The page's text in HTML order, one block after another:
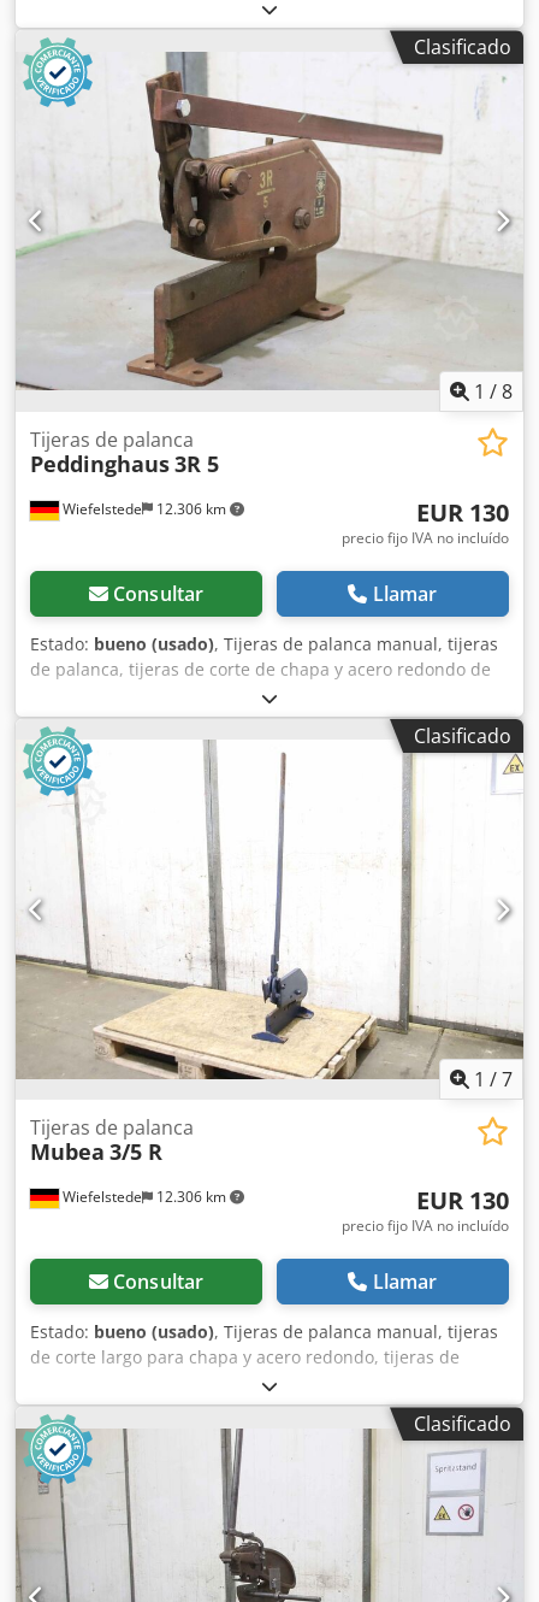
palanca -Fabricante: Mubea, cizalla de chapa y acero
redondo -Longitud del inserto de corte: 200 mm Dksdeif
Azuepfx Akaor -Chapa de acero: hasta 7 mm -Barra
plana/chapa: hasta 100 x 9 mm -Acero redondo: hasta 20
mm -Perfil rectangular: hasta 18 x 18 mm -Brazo de
palanca: con transmisión de cremallera -Dimensiones
totales: 540/180/A1570 mm -Dimensiones para el
transporte: 1250/180/A490 mm -Peso: 44 kg
Clasificado
1 /8
Wiefelstede 12.306 km
Tijeras de palanca
Peddinghaus3R 5
EUR 130
precio fijo IVA no incluído
Consultar Llamar
Estado: bueno (usado), Tijeras de palanca manual, tijeras
de palanca, tijeras de corte de chapa y acero redondo de
hoja larga, tijeras para chapa, tijeras para perfiles de
acero. Djdpfx Aeiachkskaokr -Fabricante: Peddinghaus,
tijeras de palanca para chapa y acero redondo, modelo 3R
5. -Chapa de acero: hasta 5 mm. -Acero redondo: hasta 13
mm. -Dimensiones totales: 500/150/1025 mm (alto). -
Dimensiones para el transporte: 850/150/370 mm (alto). -
Peso: 22 kg.
Clasificado
1 /7
Wiefelstede 12.306 km
Tijeras de palanca
Mubea 3/5 R
EUR 130
precio fijo IVA no incluído
Consultar Llamar
Estado: bueno (usado), Tijeras de palanca manual, tijeras
de corte largo para chapa y acero redondo, tijeras de
palanca. -Fabricante: Mubea, tijeras para chapa y acero
redondo, modelo 3/5 R -Longitud de la hoja de corte: 200
mm -Chapa de acero: hasta 8 mm Dkodpfx Akjiachnsaer -
Sistema de sujeción: -Dimensiones totales: 385/160/A1280
mm -Dimensiones para el transporte: 960/160/A390 mm -
Peso: 22 kg
Clasificado